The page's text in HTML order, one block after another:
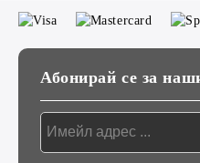
Абонирай се за